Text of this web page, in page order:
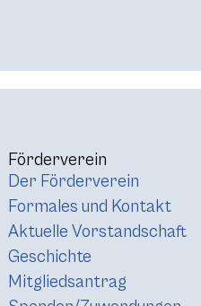
Förderverein
Der Förderverein
Formales und Kontakt
Aktuelle Vorstandschaft
Geschichte
Mitgliedsantrag